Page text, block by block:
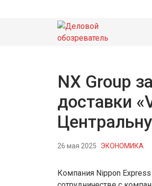
NX Group
доставки
26 мая 2025 ЭКОНОМИКА
Компания Nippon Express